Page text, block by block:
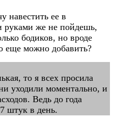
навестить ее в
руками же не пойдешь,
бодиков, но вроде
еще можно добавить?
то я всех просила
уходили моментально, и
Ведь до года
штук в день.